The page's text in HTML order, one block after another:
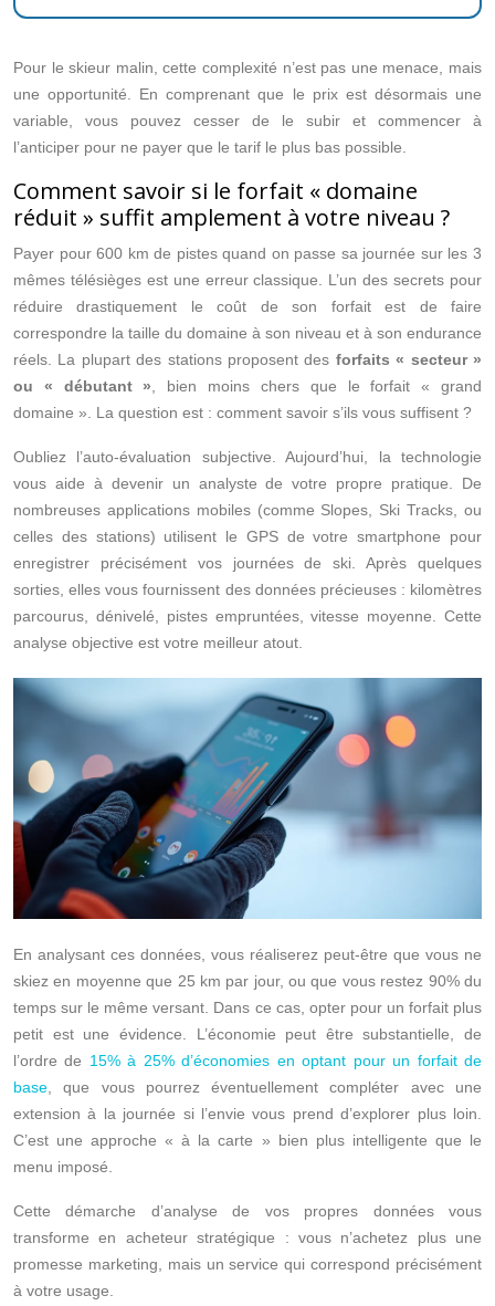
Pour le skieur malin, cette complexité n’est pas une menace, mais
une opportunité. En comprenant que le prix est désormais une
variable, vous pouvez cesser de le subir et commencer à
l’anticiper pour ne payer que le tarif le plus bas possible.
Comment savoir si le forfait « domaine
réduit » suffit amplement à votre niveau ?
Payer pour 600 km de pistes quand on passe sa journée sur les 3
mêmes télésièges est une erreur classique. L’un des secrets pour
réduire drastiquement le coût de son forfait est de faire
correspondre la taille du domaine à son niveau et à son endurance
réels. La plupart des stations proposent des forfaits « secteur »
ou « débutant », bien moins chers que le forfait « grand
domaine ». La question est : comment savoir s’ils vous suffisent ?
Oubliez l’auto-évaluation subjective. Aujourd’hui, la technologie
vous aide à devenir un analyste de votre propre pratique. De
nombreuses applications mobiles (comme Slopes, Ski Tracks, ou
celles des stations) utilisent le GPS de votre smartphone pour
enregistrer précisément vos journées de ski. Après quelques
sorties, elles vous fournissent des données précieuses : kilomètres
parcourus, dénivelé, pistes empruntées, vitesse moyenne. Cette
analyse objective est votre meilleur atout.
En analysant ces données, vous réaliserez peut-être que vous ne
skiez en moyenne que 25 km par jour, ou que vous restez 90% du
temps sur le même versant. Dans ce cas, opter pour un forfait plus
petit est une évidence. L’économie peut être substantielle, de
l’ordre de 15% à 25% d’économies en optant pour un forfait de
base , que vous pourrez éventuellement compléter avec une
extension à la journée si l’envie vous prend d’explorer plus loin.
C’est une approche « à la carte » bien plus intelligente que le
menu imposé.
Cette démarche d’analyse de vos propres données vous
transforme en acheteur stratégique : vous n’achetez plus une
promesse marketing, mais un service qui correspond précisément
à votre usage.